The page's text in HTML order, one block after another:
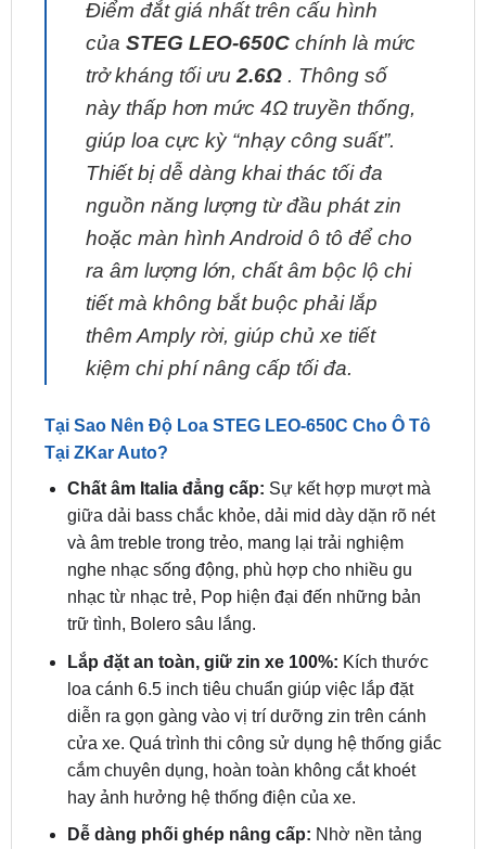
trở kháng tối ưu2.6Ω. Thông số
này thấp hơn mức 4Ω truyền thống,
giúp loa cực kỳ “nhạy công suất”.
Thiết bị dễ dàng khai thác tối đa
nguồn năng lượng từ đầu phát zin
hoặc màn hình Android ô tô để cho
ra âm lượng lớn, chất âm bộc lộ chi
tiết mà không bắt buộc phải lắp
thêm Amply rời, giúp chủ xe tiết
kiệm chi phí nâng cấp tối đa.
Tại Sao Nên Độ Loa STEG LEO-650C Cho Ô Tô
Chất âm Italia đẳng cấp:Sự kết hợp mượt mà
giữa dải bass chắc khỏe, dải mid dày dặn rõ nét
và âm treble trong trẻo, mang lại trải nghiệm
nghe nhạc sống động, phù hợp cho nhiều gu
nhạc từ nhạc trẻ, Pop hiện đại đến những bản
trữ tình, Bolero sâu lắng.
Lắp đặt an toàn, giữ zin xe 100%:Kích thước
loa cánh 6.5 inch tiêu chuẩn giúp việc lắp đặt
diễn ra gọn gàng vào vị trí dưỡng zin trên cánh
cửa xe. Quá trình thi công sử dụng hệ thống giắc
cắm chuyên dụng, hoàn toàn không cắt khoét
hay ảnh hưởng hệ thống điện của xe.
Dễ dàng phối ghép nâng cấp:Nhờ nền tảng
linh kiện cao cấp từ Ý, STEG LEO-650C không
chỉ hoạt động xuất sắc với nguồn phát zin mà